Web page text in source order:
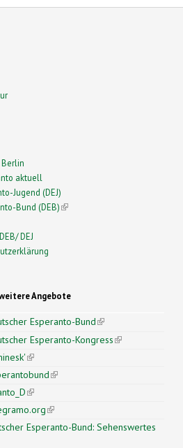
aktuell
Jugend (DEJ)
Bund (DEB)(link is external)
DEJ
Angebote
Esperanto-Bund(link is
external)
Esperanto-Kongress(link is
(link is external)
(link is external)
(link is external)
(link is external)
Esperanto-Bund: Sehenswertes